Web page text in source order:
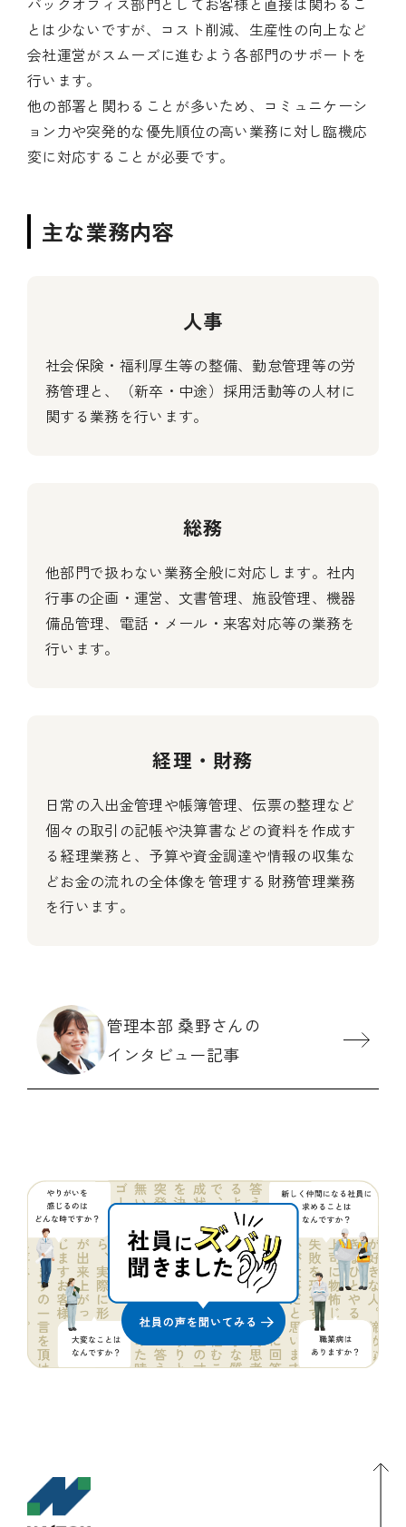
とは少ないですが、コスト削減、生産性の向上など
会社運営がスムーズに進むよう各部門のサポートを
行います。
他の部署と関わることが多いため、コミュニケーシ
ョン力や突発的な優先順位の高い業務に対し臨機応
変に対応することが必要です。
主な業務内容
人事
社会保険・福利厚生等の整備、勤怠管理等の労
務管理と、（新卒・中途）採用活動等の人材に
関する業務を行います。
総務
他部門で扱わない業務全般に対応します。社内
行事の企画・運営、文書管理、施設管理、機器
備品管理、電話・メール・来客対応等の業務を
行います。
経理・財務
日常の入出金管理や帳簿管理、伝票の整理など
個々の取引の記帳や決算書などの資料を作成す
る経理業務と、予算や資金調達や情報の収集な
どお金の流れの全体像を管理する財務管理業務
を行います。
管理本部 桑野さんの
インタビュー記事